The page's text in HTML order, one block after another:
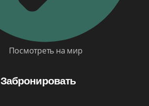
Посмотреть на мир
Забронировать